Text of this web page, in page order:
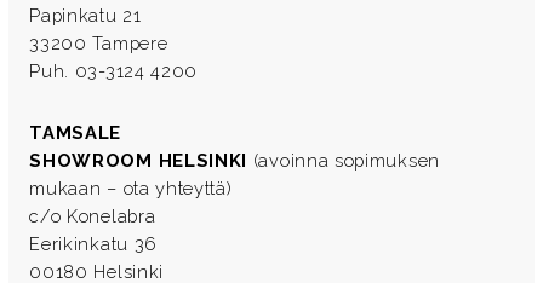
Papinkatu 21
33200 Tampere
Puh. 03-3124 4200
TAMSALE
SHOWROOM HELSINKI (avoinna sopimuksen
mukaan – ota yhteyttä)
c/o Konelabra
Eerikinkatu 36
00180 Helsinki